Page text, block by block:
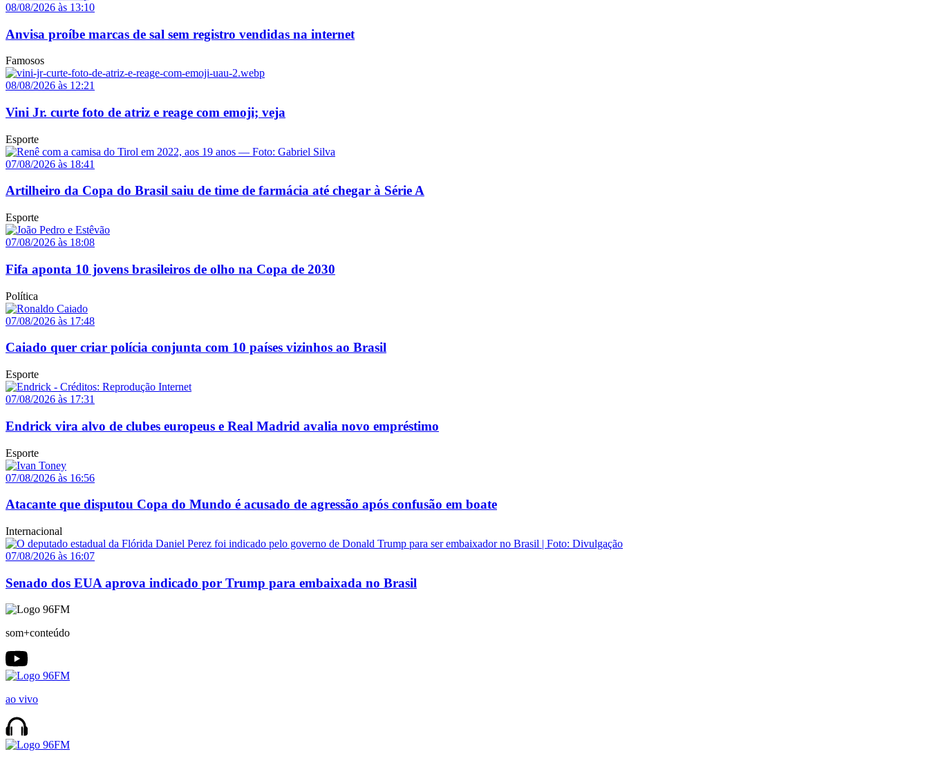
08/08/2026 às 13:10
Anvisa proíbe marcas de sal sem registro vendidas na internet
Famosos
08/08/2026 às 12:21
Vini Jr. curte foto de atriz e reage com emoji; veja
Esporte
07/08/2026 às 18:41
Artilheiro da Copa do Brasil saiu de time de farmácia até chegar à Série A
Esporte
07/08/2026 às 18:08
Fifa aponta 10 jovens brasileiros de olho na Copa de 2030
Política
07/08/2026 às 17:48
Caiado quer criar polícia conjunta com 10 países vizinhos ao Brasil
Esporte
07/08/2026 às 17:31
Endrick vira alvo de clubes europeus e Real Madrid avalia novo empréstimo
Esporte
07/08/2026 às 16:56
Atacante que disputou Copa do Mundo é acusado de agressão após confusão em boate
Internacional
07/08/2026 às 16:07
Senado dos EUA aprova indicado por Trump para embaixada no Brasil
som+conteúdo
ao vivo